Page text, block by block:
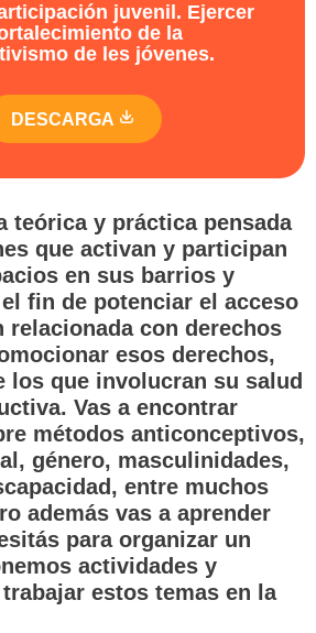
juvenil. Ejercer
de la
de les jóvenes.
DESCARGA
teórica y práctica pensada
que activan y participan
en sus barrios y
fin de potenciar el acceso
relacionada con derechos
esos derechos,
los que involucran su salud
Vas a encontrar
métodos anticonceptivos,
género, masculinidades,
entre muchos
además vas a aprender
para organizar un
actividades y
estos temas en la